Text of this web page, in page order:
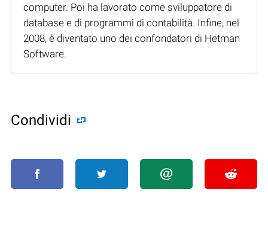
computer. Poi ha lavorato come sviluppatore di
database e di programmi di contabilità. Infine, nel
2008, è diventato uno dei confondatori di Hetman
Software.
Condividi